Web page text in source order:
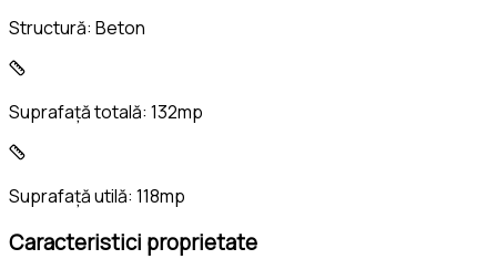
Structură: Beton
Suprafață totală: 132mp
Suprafață utilă: 118mp
Caracteristici proprietate